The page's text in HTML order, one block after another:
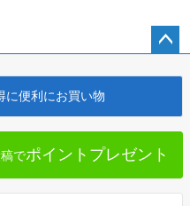
へ
に便利にお買い物
でポイントプレゼント